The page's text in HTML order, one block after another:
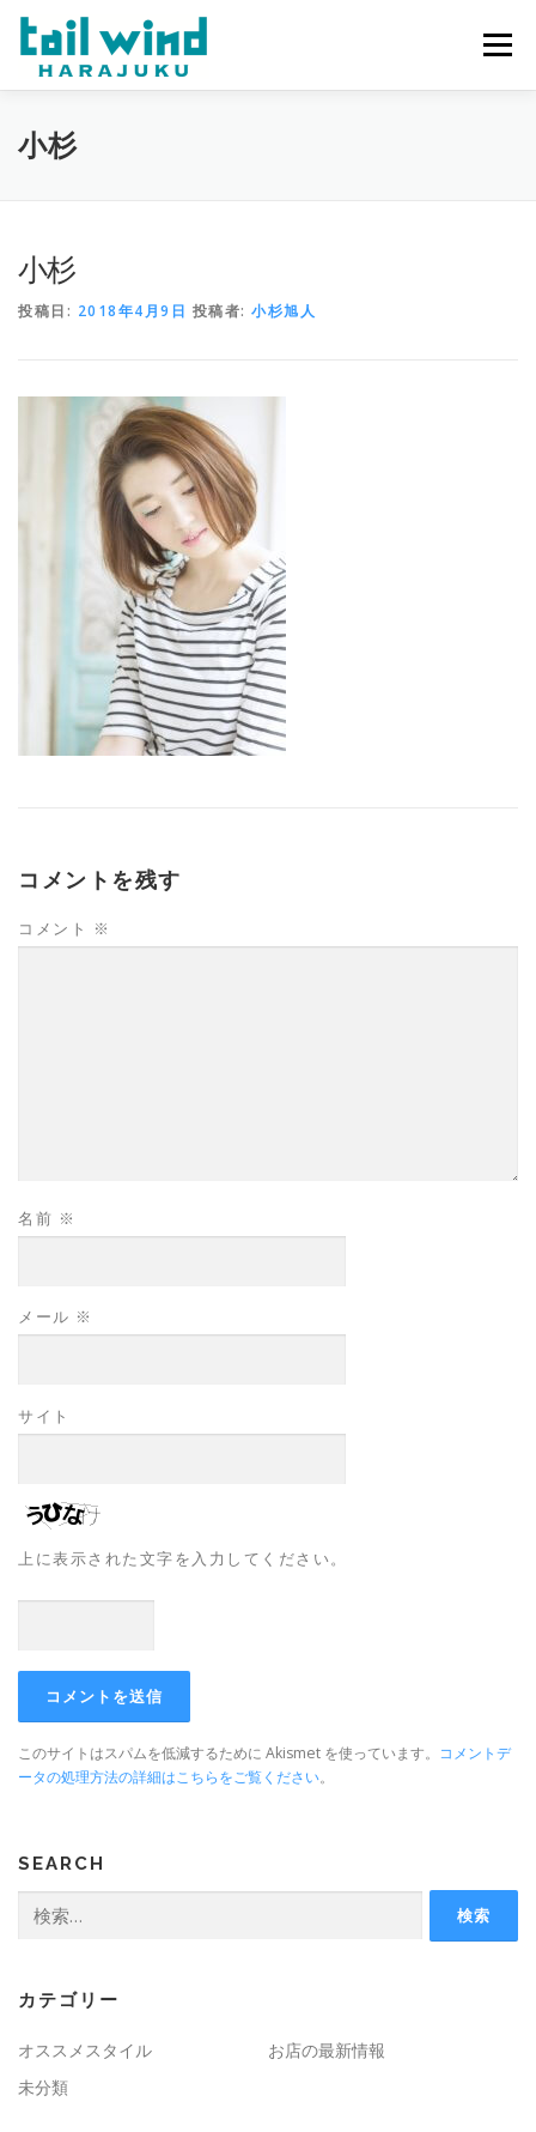
メニュー
ホーム
小杉
小杉
投稿日: 2018年4月9日 投稿者: 小杉旭人
コメントを残す
コメント ※
名前 ※
メール ※
サイト
上に表示された文字を入力してください。
このサイトはスパムを低減するために Akismet を使っています。 コメントデ
ータの処理方法の詳細はこちらをご覧ください。
SEARCH
索:
カテゴリー
オススメスタイル
お店の最新情報
未分類